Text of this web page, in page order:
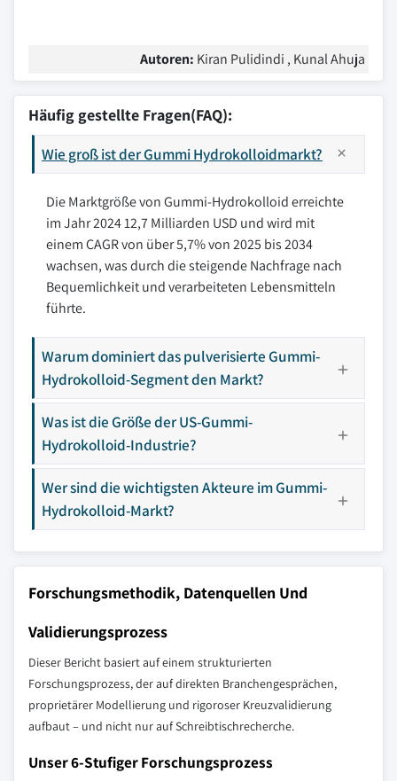
Autoren: Kiran Pulidindi , Kunal Ahuja
Häufig gestellte Fragen(FAQ):
Wie groß ist der Gummi Hydrokolloidmarkt?
Die Marktgröße von Gummi-Hydrokolloid erreichte
im Jahr 2024 12,7 Milliarden USD und wird mit
einem CAGR von über 5,7% von 2025 bis 2034
wachsen, was durch die steigende Nachfrage nach
Bequemlichkeit und verarbeiteten Lebensmitteln
führte.
Warum dominiert das pulverisierte Gummi-
Hydrokolloid-Segment den Markt?
Was ist die Größe der US-Gummi-
Hydrokolloid-Industrie?
Wer sind die wichtigsten Akteure im Gummi-
Hydrokolloid-Markt?
Forschungsmethodik, Datenquellen Und
Validierungsprozess
Dieser Bericht basiert auf einem strukturierten
Forschungsprozess, der auf direkten Branchengesprächen,
proprietärer Modellierung und rigoroser Kreuzvalidierung
aufbaut – und nicht nur auf Schreibtischrecherche.
Unser 6-Stufiger Forschungsprozess